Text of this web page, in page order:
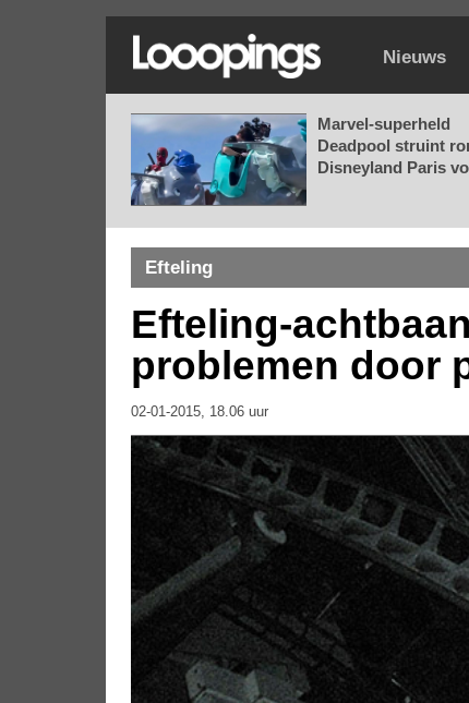
Nieuws
Marvel-superheld
Deadpool struint
Disneyland Paris
Efteling
Efteling-
problemen door
02-01-2015, 18.06 uur